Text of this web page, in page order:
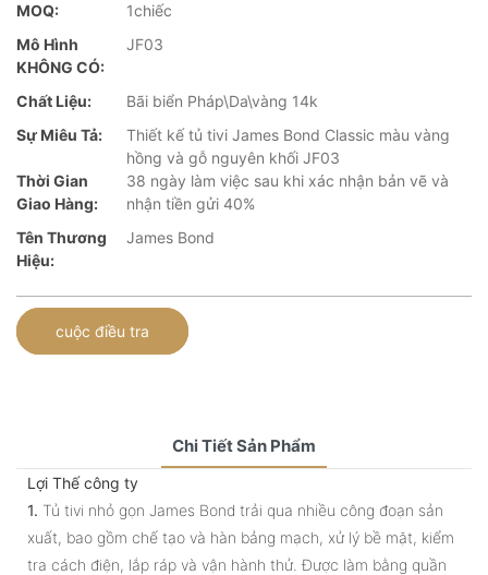
MOQ:
1chiếc
Mô Hình
KHÔNG CÓ:
JF03
Chất Liệu:
Bãi biển Pháp\Da\vàng 14k
Sự Miêu Tả:
Thiết kế tủ tivi James Bond Classic màu vàng
hồng và gỗ nguyên khối JF03
Thời Gian
Giao Hàng:
38 ngày làm việc sau khi xác nhận bản vẽ và
nhận tiền gửi 40%
Tên Thương
Hiệu:
James Bond
cuộc điều tra
Chi Tiết Sản Phẩm
Lợi Thế công ty
1. Tủ tivi nhỏ gọn James Bond trải qua nhiều công đoạn sản
xuất, bao gồm chế tạo và hàn bảng mạch, xử lý bề mặt, kiểm
tra cách điện, lắp ráp và vận hành thử. Được làm bằng quần